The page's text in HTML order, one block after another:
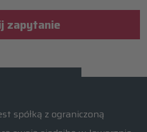
zapytanie
spółką z ograniczoną